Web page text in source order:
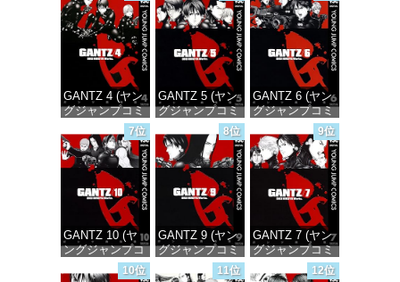
価格：¥100 価格：¥100 価格：¥100
GANTZ 4 (ヤン
グジャンプコミ
ックスDIGITAL)
価格：¥100
GANTZ 5 (ヤン
グジャンプコミ
ックスDIGITAL)
価格：¥100
GANTZ 6 (ヤン
グジャンプコミ
ックスDIGITAL)
価格：¥100
7位
GANTZ 10 (ヤ
ングジャンプコ
DIGITAL)
8位
GANTZ 9 (ヤン
グジャンプコミ
ックスDIGITAL)
9位
GANTZ 7 (ヤン
グジャンプコミ
ックスDIGITAL)
10位 11位 12位